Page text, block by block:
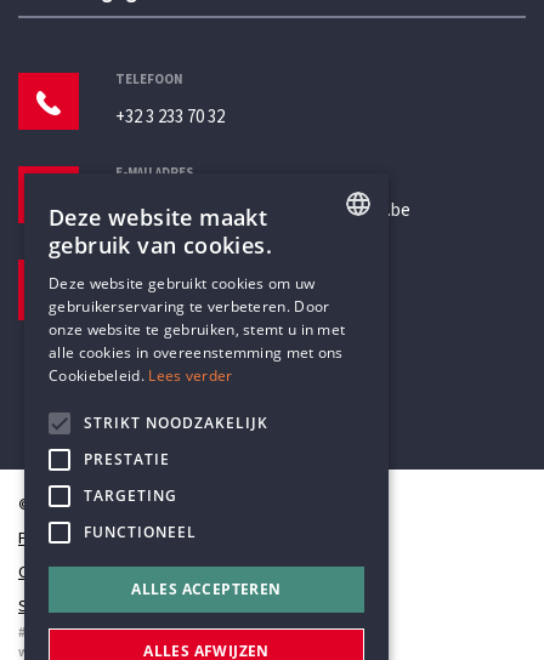
TELEFOON
+32 3 233 70 32
E-MAILADRES
secretariaat@humanistischverbond.be
Pottenbrug 4
Antwerpen, 2000
© Humanistisch Verbond 2026
Privacy
Cookiestatement
Sitemap
#codedwithlove byCodelines
webapplicaties
mobiele apps&maatwerk websites
DUTCH
Deze website maakt
gebruik van cookies.
Deze website gebruikt cookies om uw
gebruikerservaring te verbeteren. Door
onze website te gebruiken, stemt u in met
alle cookies in overeenstemming met ons
Cookiebeleid. Lees verder
STRIKT NOODZAKELIJK
PRESTATIE
TARGETING
FUNCTIONEEL
ALLES ACCEPTEREN
ALLES AFWIJZEN